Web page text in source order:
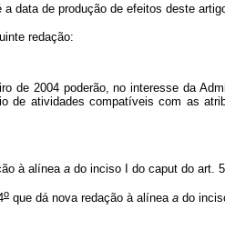
data de produção de efeitos deste
redação:
2004 poderão, no interesse da
atividades compatíveis com as
à alínea a do inciso I do caput do art.
o que dá nova redação à alínea a do